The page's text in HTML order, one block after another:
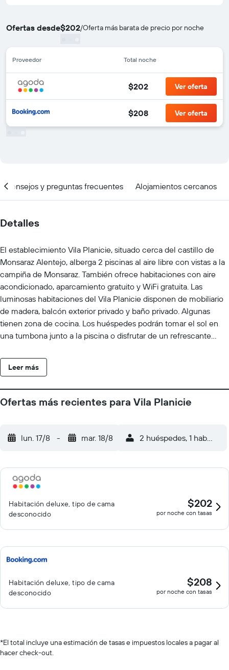
Ofertas desde$202/Oferta más barata de precio por noche
Proveedor Total noche
$202 Ver oferta
$208 Ver oferta
Consejos y preguntas frecuentes Alojamientos cercanos
Detalles
El establecimiento Vila Planicie, situado cerca del castillo de
Monsaraz Alentejo, alberga 2 piscinas al aire libre con vistas a la
campiña de Monsaraz. También ofrece habitaciones con aire
acondicionado, aparcamiento gratuito y WiFi gratuita. Las
luminosas habitaciones del Vila Planicie disponen de mobiliario
de madera, balcón exterior privado y baño privado. Algunas
tienen zona de cocina. Los huéspedes podrán tomar el sol en
una tumbona junto a la piscina o disfrutar de un refrescante
de estar a la sombra. Los huéspedes del Vila Planicie podrán
montar en bicicleta de montaña por la campiña de Monsaraz.
base aérea de Talavera La Real.
Leer más
Ofertas más recientes para Vila Planicie
lun. 17/8 - mar. 18/8 2 huéspedes, 1
Habitación deluxe, tipo de cama
desconocido
$202
por noche con tasas
Habitación deluxe, tipo de cama
desconocido
$208
por noche con tasas
*El total incluye una estimación de tasas e impuestos locales a pagar al
hacer check-out.